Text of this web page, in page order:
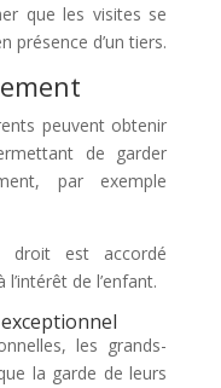
que les visites se
présence d’un tiers.
peuvent obtenir
de garder
par exemple
droit est accordé
de l’enfant.
les grands-
la garde de leurs